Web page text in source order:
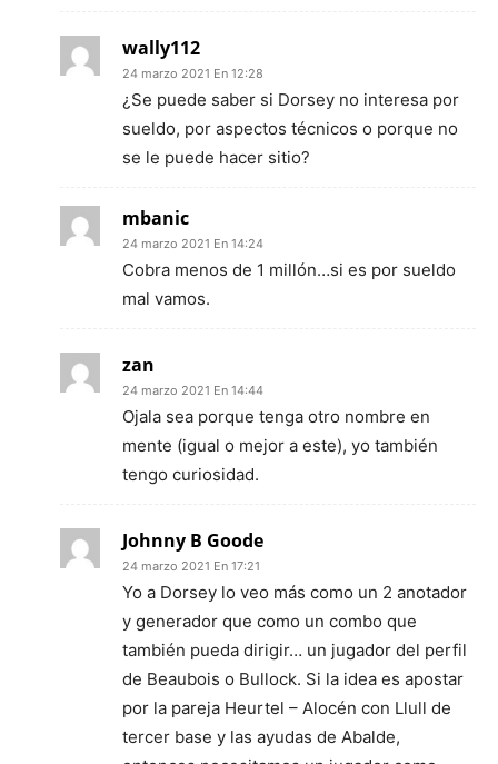
wally112
24 marzo 2021 En 12:28
¿Se puede saber si Dorsey no interesa por
sueldo, por aspectos técnicos o porque no
se le puede hacer sitio?
mbanic
24 marzo 2021 En 14:24
Cobra menos de 1 millón…si es por sueldo
mal vamos.
zan
24 marzo 2021 En 14:44
Ojala sea porque tenga otro nombre en
mente (igual o mejor a este), yo también
tengo curiosidad.
Johnny B Goode
24 marzo 2021 En 17:21
Yo a Dorsey lo veo más como un 2 anotador
y generador que como un combo que
también pueda dirigir… un jugador del perfil
de Beaubois o Bullock. Si la idea es apostar
por la pareja Heurtel – Alocén con Llull de
tercer base y las ayudas de Abalde,